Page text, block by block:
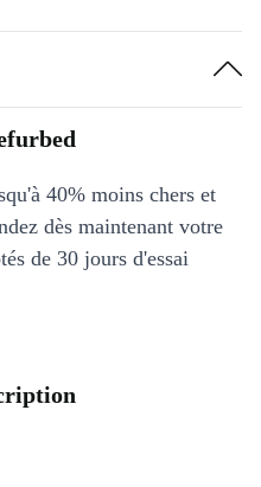
40% moins chers et
dès maintenant votre
de 30 jours d'essai